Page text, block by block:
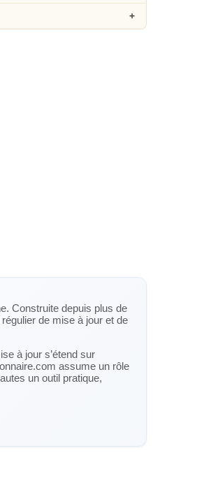
Construite depuis plus de
de mise à jour et de
à jour s’étend sur
assume un rôle
un outil pratique,